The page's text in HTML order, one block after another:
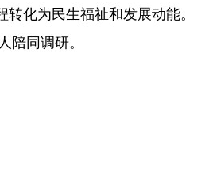
化为民生福祉和发展动能。
陪同调研。